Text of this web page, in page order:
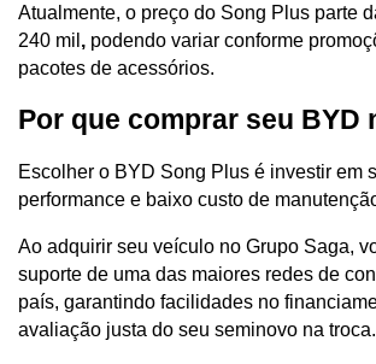
Atualmente, o preço do Song Plus parte
240 mil , podendo variar conforme
pacotes de acessórios.
Por que comprar seu BYD
Escolher o BYD Song Plus é investir em
performance e baixo custo de
Ao adquirir seu veículo no Grupo Saga,
suporte de uma das maiores redes de
país, garantindo facilidades no
avaliação justa do seu seminovo na troca.